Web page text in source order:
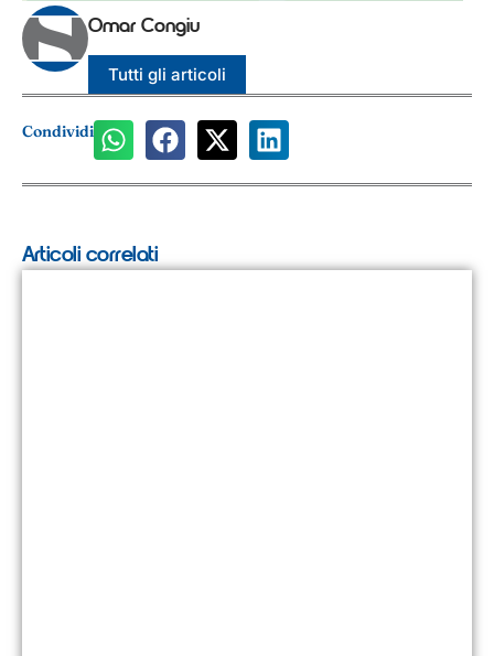
Omar Congiu
Tutti gli articoli
Condividi
Articoli correlati